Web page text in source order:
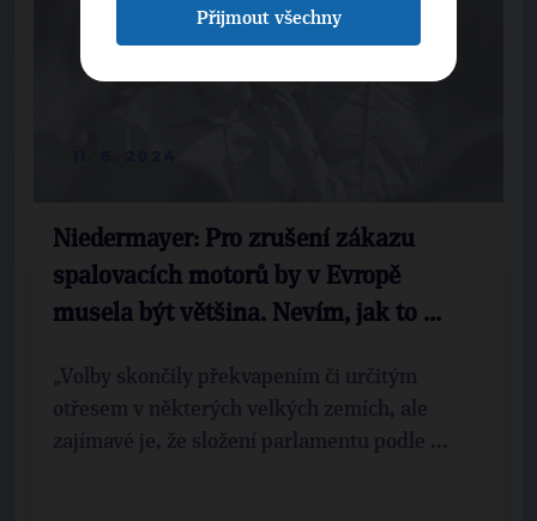
Niedermayer: Pro zrušení zákazu
spalovacích motorů by v Evropě
musela být většina. Nevím, jak to ...
„Volby skončily překvapením či určitým
otřesem v některých velkých zemích, ale
zajímavé je, že složení parlamentu podle ...
Přijmout všechny